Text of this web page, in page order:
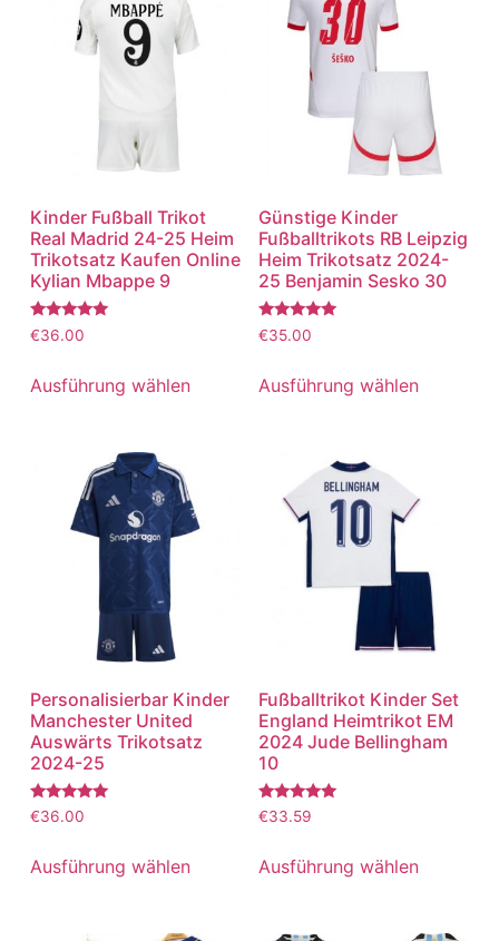
Kinder Fußball Trikot
Real Madrid 24-25 Heim
Trikotsatz Kaufen Online
Kylian Mbappe 9
Bewertet
mit
von 5
€36.00
Ausführung wählen
Günstige Kinder
Fußballtrikots RB Leipzig
Heim Trikotsatz 2024-
25 Benjamin Sesko 30
Bewertet
mit
von 5
€35.00
Ausführung wählen
Personalisierbar Kinder
Manchester United
Auswärts Trikotsatz
2024-25
Bewertet
mit
von 5
€36.00
Ausführung wählen
Fußballtrikot Kinder Set
England Heimtrikot EM
2024 Jude Bellingham
10
Bewertet
mit
von 5
€33.59
Ausführung wählen